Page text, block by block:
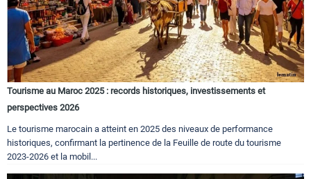
Tourisme au Maroc 2025 : records historiques, investissements et
perspectives 2026
Le tourisme marocain a atteint en 2025 des niveaux de performance
historiques, confirmant la pertinence de la Feuille de route du tourisme
2023-2026 et la mobil...